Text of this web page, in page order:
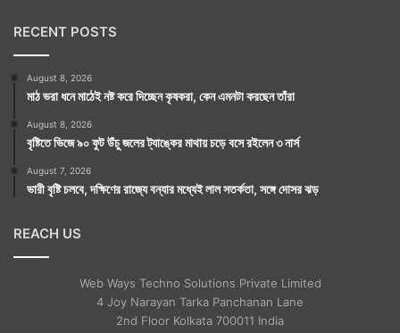
Tags Lifestyle
RECENT POSTS
August 8, 2026
মাঠ ভরা ধনে মাঠেই নষ্ট করে দিচ্ছেন কৃষকরা, কেন এমনটা করছেন তাঁরা
August 8, 2026
বৃষ্টিতে ভিজে ৯০ ফুট উঁচু জলের ট্যাঙ্কের মাথায় চড়ে বসে রইলেন ৩ নার্স
August 7, 2026
ভারী বৃষ্টি চলবে, দক্ষিণের রাজ্যে বন্যার মধ্যেই লাল সতর্কতা, সঙ্গে দোসর ঝড়
REACH US
Web Ways Techno Solutions Private Limited
4 Joy Narayan Tarka Panchanan Lane
2nd Floor Kolkata 700011 India